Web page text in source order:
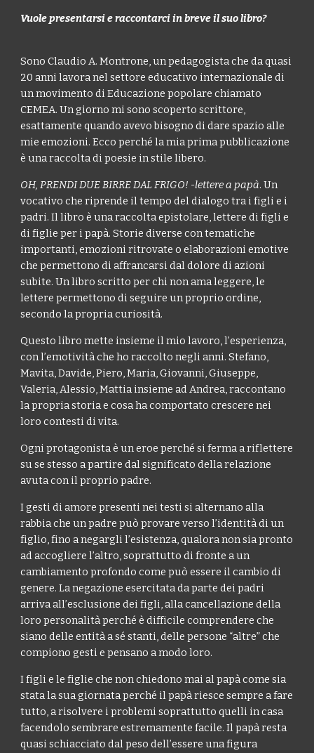
Vuole presentarsi e raccontarci in breve il suo libro?
Sono Claudio A. Montrone, un pedagogista che da quasi
20 anni lavora nel settore educativo internazionale di
un movimento di Educazione popolare chiamato
CEMEA. Un giorno mi sono scoperto scrittore,
esattamente quando avevo bisogno di dare spazio alle
mie emozioni. Ecco perché la mia prima pubblicazione
è una raccolta di poesie in stile libero.
OH, PRENDI DUE BIRRE DAL FRIGO! -lettere a papà. Un
vocativo che riprende il tempo del dialogo tra i figli e i
padri. Il libro è una raccolta epistolare, lettere di figli e
di figlie per i papà. Storie diverse con tematiche
importanti, emozioni ritrovate o elaborazioni emotive
che permettono di affrancarsi dal dolore di azioni
subite. Un libro scritto per chi non ama leggere, le
lettere permettono di seguire un proprio ordine,
secondo la propria curiosità.
Questo libro mette insieme il mio lavoro, l’esperienza,
con l’emotività che ho raccolto negli anni. Stefano,
Mavita, Davide, Piero, Maria, Giovanni, Giuseppe,
Valeria, Alessio, Mattia insieme ad Andrea, raccontano
la propria storia e cosa ha comportato crescere nei
loro contesti di vita.
Ogni protagonista è un eroe perché si ferma a riflettere
su se stesso a partire dal significato della relazione
avuta con il proprio padre.
I gesti di amore presenti nei testi si alternano alla
rabbia che un padre può provare verso l’identità di un
figlio, fino a negargli l’esistenza, qualora non sia pronto
ad accogliere l’altro, soprattutto di fronte a un
cambiamento profondo come può essere il cambio di
genere. La negazione esercitata da parte dei padri
arriva all’esclusione dei figli, alla cancellazione della
loro personalità perché è difficile comprendere che
siano delle entità a sé stanti, delle persone “altre” che
compiono gesti e pensano a modo loro.
I figli e le figlie che non chiedono mai al papà come sia
stata la sua giornata perché il papà riesce sempre a fare
tutto, a risolvere i problemi soprattutto quelli in casa
facendolo sembrare estremamente facile. Il papà resta
quasi schiacciato dal peso dell’essere una figura